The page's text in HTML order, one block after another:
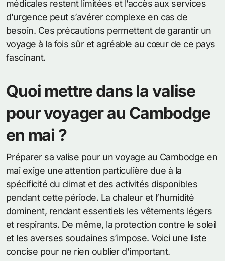
médicales restent limitées et l’accès aux services
d’urgence peut s’avérer complexe en cas de
besoin. Ces précautions permettent de garantir un
voyage à la fois sûr et agréable au cœur de ce pays
fascinant.
Quoi mettre dans la valise
pour voyager au Cambodge
en mai ?
Préparer sa valise pour un voyage au Cambodge en
mai exige une attention particulière due à la
spécificité du climat et des activités disponibles
pendant cette période. La chaleur et l’humidité
dominent, rendant essentiels les vêtements légers
et respirants. De même, la protection contre le soleil
et les averses soudaines s’impose. Voici une liste
concise pour ne rien oublier d’important.